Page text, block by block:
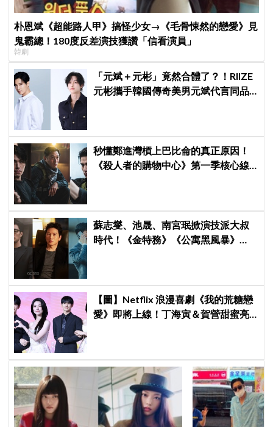
朴恩斌《超能路人甲》搞怪少女→《毛骨悚然的戀愛》見
鬼霸總！180度反差演技獲讚「信看演員」
韓劇
「元斌＋元彬」竟然合體了？！RIIZE
元彬攜手韓國傳奇美男元斌代言同品
秒懂鄭進灣槓上巴比侖的真正原因！
《殺人者的購物中心》第一季核心線
蘇志燮、池晟、南宮珉掀演技派大叔
時代！《金特務》《公寓黑風暴》
【圖】Netflix 浪漫喜劇《我的荒糖戀
愛》即將上線！丁海寅＆賀營甜蜜亮